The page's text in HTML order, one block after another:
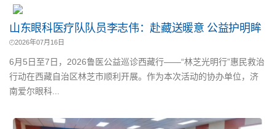
山东眼科医疗队队员李志伟：赴藏送暖意 公益护明眸
2026年07月16日
6月5日至7日，2026鲁医公益巡诊西藏行——“林芝光明行”惠民救治
行动在西藏自治区林芝市顺利开展。作为本次活动的协办单位，济
南爱尔眼科...